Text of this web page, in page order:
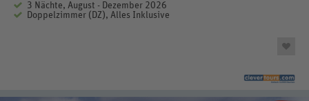
3 Nächte, August - Dezember 2026
Doppelzimmer (DZ), Alles Inklusive